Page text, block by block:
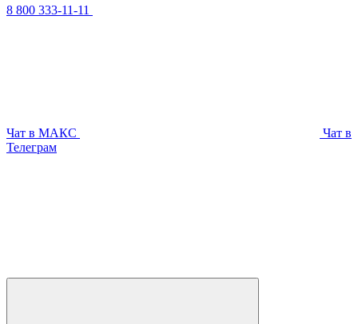
8 800 333-11-11
Чат в МАКС
Чат в
Телеграм